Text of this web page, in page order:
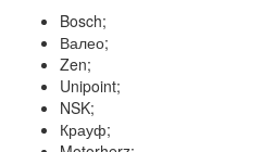
Bosch;
Валео;
Zen;
Unipoint;
NSK;
Крауф;